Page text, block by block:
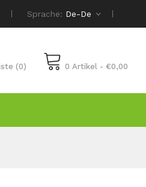
Sprache: De-De
(0) 0 Artikel - €0,00